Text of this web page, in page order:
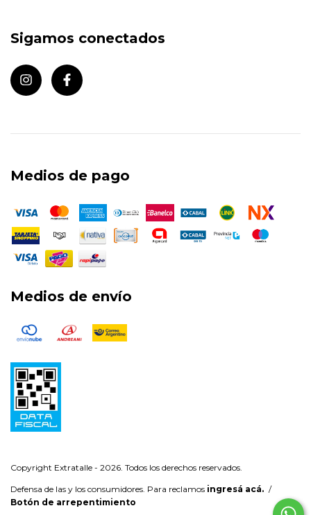
Sigamos conectados
Medios de pago
Medios de envío
Copyright Extratalle - 2026. Todos los derechos reservados.
Defensa de las y los consumidores. Para reclamos ingresá acá. /
Botón de arrepentimiento